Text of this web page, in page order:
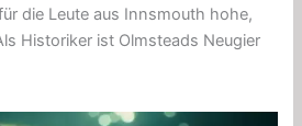
die Leute aus Innsmouth hohe,
Historiker ist Olmsteads Neugier